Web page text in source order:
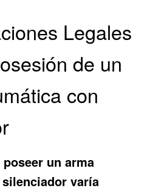
Legales
de un
con
un arma
varía